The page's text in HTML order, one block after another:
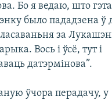
Бо я ведаю, што гэта
было пададзена ў
за
Вось і ўсё, тут і
датэрмінова”.
ўчора перадачу, у